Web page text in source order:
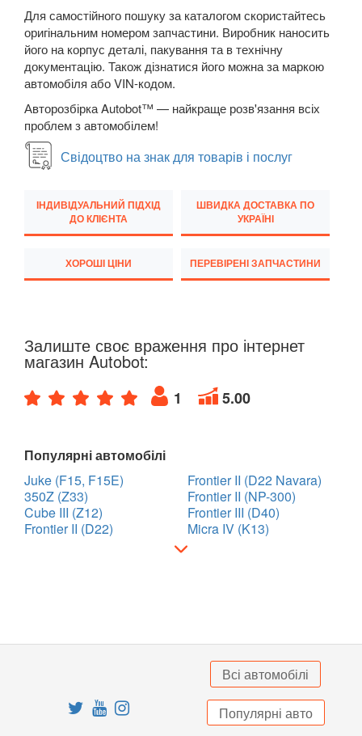
PEUGEOT keyboard_arrow_down
PORSCHE
RENAULT
ROVER
SAAB
SKODA
SMART keyboard_arrow_down
TESLA
TOYOTA
VOLVO
В наявності!
Для самостійного пошуку за каталогом скористайтесь
оригінальним номером запчастини. Виробник наносить
його на корпус деталі, пакування та в технічну
документацію. Також дізнатися його можна за маркою
автомобіля або VIN-кодом.
Авторозбірка Autobot™ — найкраще розв'язання всіх
проблем з автомобілем!
Свідоцтво на знак для товарів і послуг
ІНДИВІДУАЛЬНИЙ ПІДХІД
ДО КЛІЄНТА
ШВИДКА ДОСТАВКА ПО
УКРАЇНІ
ХОРОШІ ЦІНИ ПЕРЕВІРЕНІ ЗАПЧАСТИНИ
Залиште своє враження про інтернет
магазин Autobot:
1 5.00
Популярні автомобілі
Juke (F15, F15E)
350Z (Z33)
Cube III (Z12)
Frontier II (D22)
Frontier II (D22 Navara)
Frontier II (NP-300)
Frontier III (D40)
Micra IV (K13)
Всі автомобілі
Популярні авто